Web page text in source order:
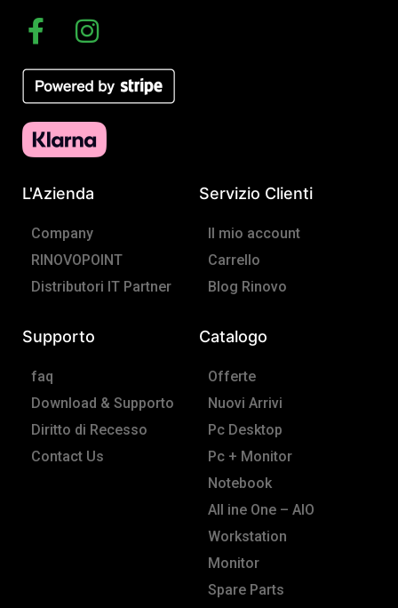
F
a
c
e
b
o
k
-
f
I
n
s
t
a
g
a
m
L'Azienda
Company
RINOVOPOINT
Distributori IT Partner
Servizio Clienti
Il mio account
Carrello
Blog Rinovo
Supporto
faq
Download & Supporto
Diritto di Recesso
Contact Us
Catalogo
Offerte
Nuovi Arrivi
Pc Desktop
Pc + Monitor
Notebook
All ine One – AIO
Workstation
Monitor
Spare Parts